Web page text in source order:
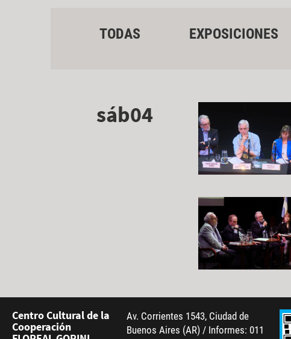
TODAS EXPOSICIONES
sáb04
Centro Cultural de la
Cooperación
Av. Corrientes 1543, Ciudad de
Buenos Aires (AR) / Informes: 011